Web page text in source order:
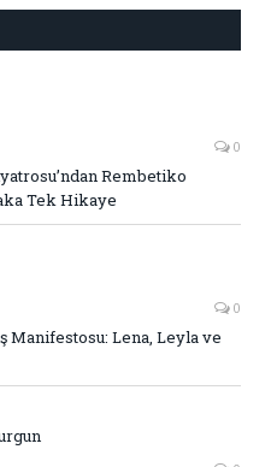
0
Rembetiko
Tek Hikaye
0
Manifestosu: Lena, Leyla ve